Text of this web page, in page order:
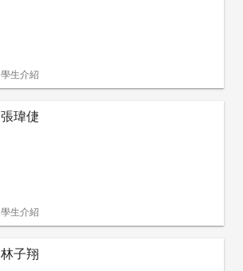
學生介紹
張瑋倢
學生介紹
林子翔